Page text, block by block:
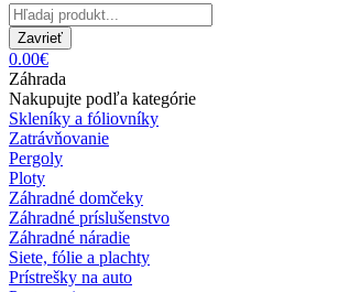
Zavrieť
0.00€
Záhrada
Nakupujte podľa kategórie
Skleníky a fóliovníky
Zatrávňovanie
Pergoly
Ploty
Záhradné domčeky
Záhradné príslušenstvo
Záhradné náradie
Siete, fólie a plachty
Prístrešky na auto